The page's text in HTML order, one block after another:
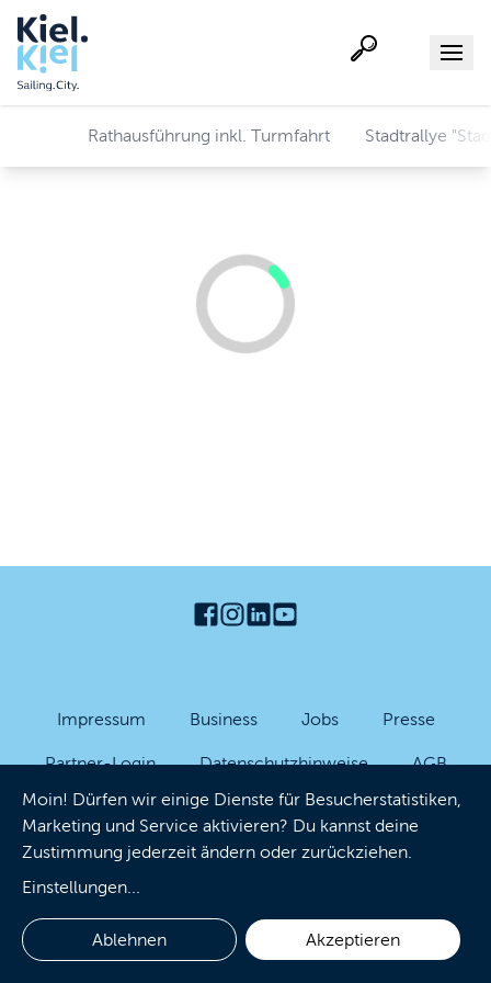
Rathausführung inkl. Turmfahrt Stadtrallye
Impressum Business Jobs Presse
Partner-Login Datenschutzhinweise AGB
Barrierefreiheit Cookies
Moin! Dürfen wir einige Dienste für Besucherstatistiken,
Marketing und Service aktivieren? Du kannst deine
Zustimmung jederzeit ändern oder zurückziehen.
Einstellungen
Ablehnen Akzeptieren